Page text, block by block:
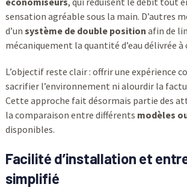
sensation agréable sous la main. D’autres
d’un système de double position afin de
mécaniquement la quantité d’eau délivrée à
L’objectif reste clair : offrir une expérience
sacrifier l’environnement ni alourdir la
Cette approche fait désormais partie des
la comparaison entre différents modèles
disponibles.
Facilité d’installation et
simplifié